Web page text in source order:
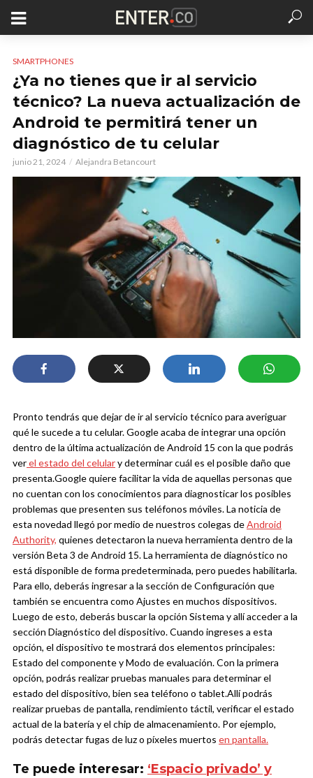
SMARTPHONES
¿Ya no tienes que ir al servicio
técnico? La nueva actualización de
Android te permitirá tener un
diagnóstico de tu celular
junio 21, 2024 Alejandra Betancourt
Pronto tendrás que dejar de ir al servicio técnico para averiguar
qué le sucede a tu celular. Google acaba de integrar una opción
dentro de la última actualización de Android 15 con la que podrás
verel estado del celulary determinar cuál es el posible daño que
presenta.Google quiere facilitar la vida de aquellas personas que
no cuentan con los conocimientos para diagnosticar los posibles
problemas que presenten sus teléfonos móviles. La noticia de
esta novedad llegó por medio de nuestros colegas deAndroid
Authority, quienes detectaron la nueva herramienta dentro de la
versión Beta 3 de Android 15.La herramienta de diagnóstico no
está disponible de forma predeterminada, pero puedes habilitarla.
Para ello, deberás ingresar a la sección de Configuración que
también se encuentra como Ajustes en muchos dispositivos.
Luego de esto, deberás buscar la opción Sistema y allí acceder a la
sección Diagnóstico del dispositivo.Cuando ingreses a esta
opción, el dispositivo te mostrará dos elementos principales:
Estado del componente y Modo de evaluación. Con la primera
opción, podrás realizar pruebas manuales para determinar el
estado del dispositivo, bien sea teléfono o tablet.Allí podrás
realizar pruebas de pantalla, rendimiento táctil, verificar el estado
actual de la batería y el chip de almacenamiento. Por ejemplo,
podrás detectar fugas de luz o píxeles muertos en pantalla.
Te puede interesar: ‘Espacio privado’ y